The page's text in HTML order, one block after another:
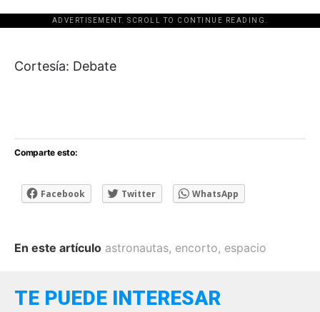
ADVERTISEMENT. SCROLL TO CONTINUE READING.
[adsforwp id="243463"]
Cortesía: Debate
Comparte esto:
Facebook Twitter WhatsApp
En este artículo astronautas, encorto, espacio
TE PUEDE INTERESAR